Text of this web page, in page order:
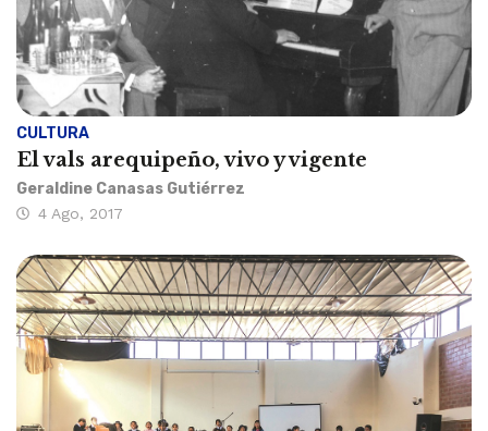
CULTURA
El vals arequipeño, vivo y vigente
Geraldine Canasas Gutiérrez
4 Ago, 2017